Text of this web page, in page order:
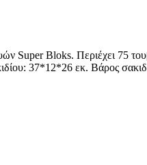
Super Bloks. Περιέχει 75
37*12*26 εκ. Βάρος